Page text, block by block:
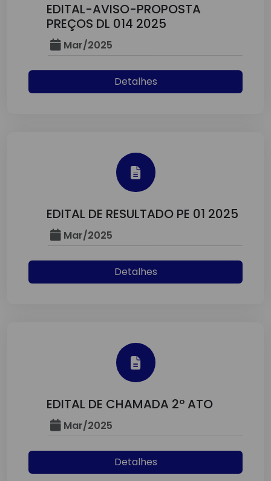
EDITAL-AVISO-PROPOSTA
PREÇOS DL 014 2025
Mar/2025
Detalhes
EDITAL DE RESULTADO PE 01 2025
Mar/2025
Detalhes
EDITAL DE CHAMADA 2º ATO
Mar/2025
Detalhes